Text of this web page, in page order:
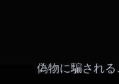
偽物に騙される